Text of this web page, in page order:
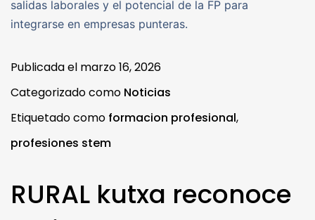
salidas laborales y el potencial de la FP para
integrarse en empresas punteras.
Publicada el marzo 16, 2026
Categorizado como Noticias
Etiquetado como formacion profesional,
profesiones stem
RURAL kutxa reconoce